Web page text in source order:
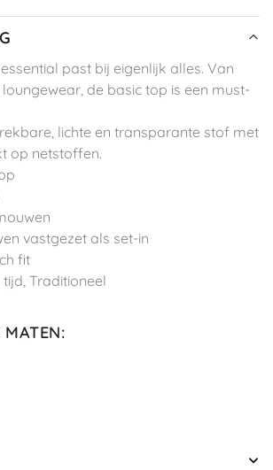
past bij eigenlijk alles. Van
de basic top is een must-
lichte en transparante stof met
op netstoffen.
vastgezet als set-in
fit
tijd, Traditioneel
MATEN: